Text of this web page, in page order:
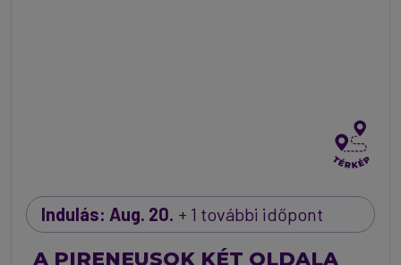
Indulás: Aug. 20. + 1 további időpont
A PIRENEUSOK KÉT OLDALA